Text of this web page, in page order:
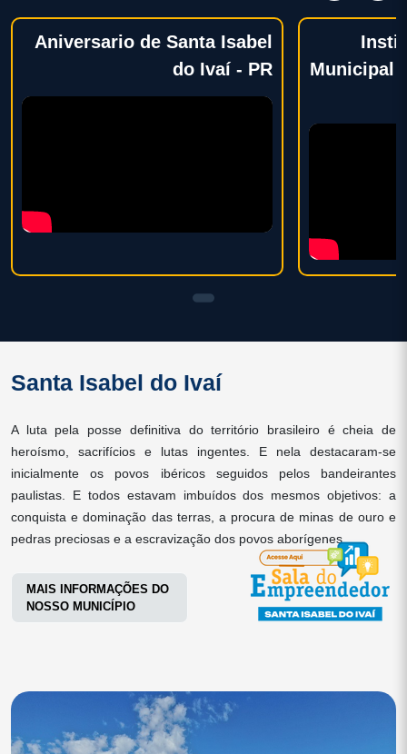
Aniversario de Santa Isabel
do Ivaí - PR
Municipal
Santa Isabel do Ivaí
A luta pela posse definitiva do território brasileiro é cheia de
heroísmo, sacrifícios e lutas ingentes. E nela destacaram-se
inicialmente os povos ibéricos seguidos pelos bandeirantes
paulistas. E todos estavam imbuídos dos mesmos objetivos: a
conquista e dominação das terras, a procura de minas de ouro e
pedras preciosas e a escravização dos povos aborígenes.
MAIS INFORMAÇÕES DO
NOSSO MUNICÍPIO